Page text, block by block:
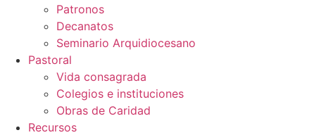
Patronos
Decanatos
Seminario Arquidiocesano
Pastoral
Vida consagrada
Colegios e instituciones
Obras de Caridad
Recursos